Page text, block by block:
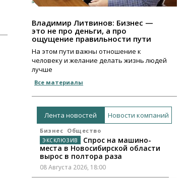
Владимир Литвинов: Бизнес —
это не про деньги, а про
ощущение правильности пути
На этом пути важны отношение к
человеку и желание делать жизнь людей
лучше
Все материалы
Лента новостей Новости компаний
Бизнес Общество
Спрос на машино-
места в Новосибирской области
вырос в полтора раза
08 Августа 2026, 18:00